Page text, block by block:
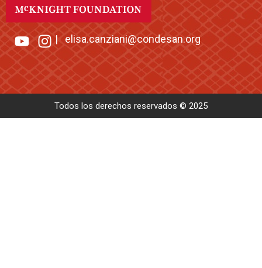
|elisa.canziani@condesan.org
Todos los derechos reservados © 2025